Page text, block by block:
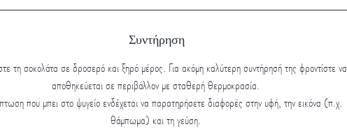
Συντήρηση
τη σοκολάτα σε δροσερό και ξηρό μέρος. Για ακόμη καλύτερη συντήρησή της φροντίστε να
αποθηκεύεται σε περιβάλλον με σταθερή θερμοκρασία.
που μπει στο ψυγείο ενδέχεται να παρατηρήσετε διαφορές στην υφή, την εικόνα (π.χ.
θάμπωμα) και τη γεύση.